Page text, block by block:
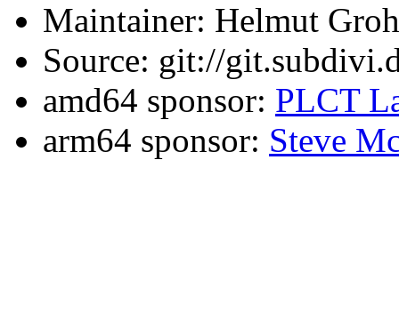
Maintainer: Helmut
Source: git://
amd64 sponsor: PLCT
arm64 sponsor: Steve